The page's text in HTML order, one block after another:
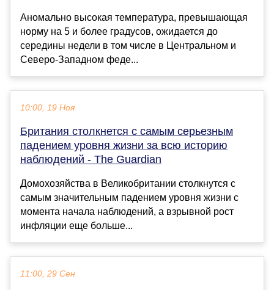
Аномально высокая температура, превышающая
норму на 5 и более градусов, ожидается до
середины недели в том числе в Центральном и
Северо-Западном феде...
10:00, 19 Ноя
Британия столкнется с самым серьезным
падением уровня жизни за всю историю
наблюдений - The Guardian
Домохозяйства в Великобритании столкнутся с
самым значительным падением уровня жизни с
момента начала наблюдений, а взрывной рост
инфляции еще больше...
11:00, 29 Сен